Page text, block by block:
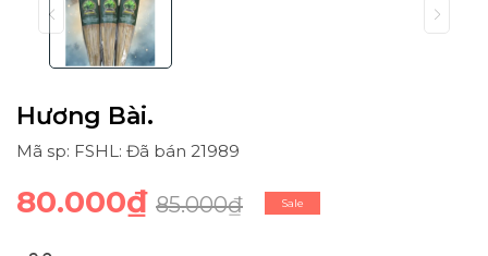
Hương Bài.
Mã sp: FSHL: Đã bán 21989
80.000₫ 85.000₫ Sale